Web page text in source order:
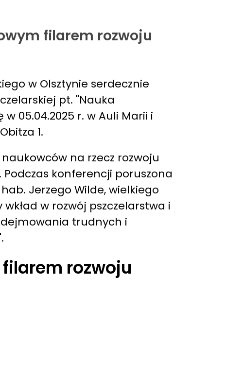
filarem rozwoju
w Olsztynie serdecznie
pt. "Nauka
05.04.2025 r. w Auli Marii i
1.
na rzecz rozwoju
konferencji poruszona
Jerzego Wilde, wielkiego
w rozwój pszczelarstwa i
trudnych i
rozwoju